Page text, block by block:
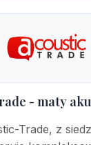
- maty
Trade, z